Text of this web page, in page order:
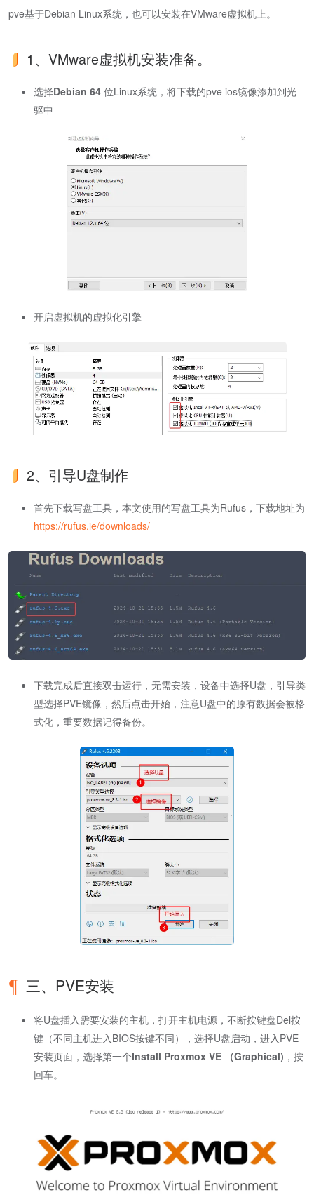
pve基于Debian Linux系统，也可以安装在VMware虚拟机上。
1、VMware虚拟机安装准备。
选择Debian 64 位Linux系统，将下载的pve ios镜像添加到光
驱中
开启虚拟机的虚拟化引擎
2、引导U盘制作
首先下载写盘工具，本文使用的写盘工具为Rufus，下载地址为
https://rufus.ie/downloads/
下载完成后直接双击运行，无需安装，设备中选择U盘，引导类
型选择PVE镜像，然后点击开始，注意U盘中的原有数据会被格
式化，重要数据记得备份。
三、PVE安装
将U盘插入需要安装的主机，打开主机电源，不断按键盘Del按
键（不同主机进入BIOS按键不同），选择U盘启动，进入PVE
安装页面，选择第一个Install Proxmox VE （Graphical) ，按
回车。